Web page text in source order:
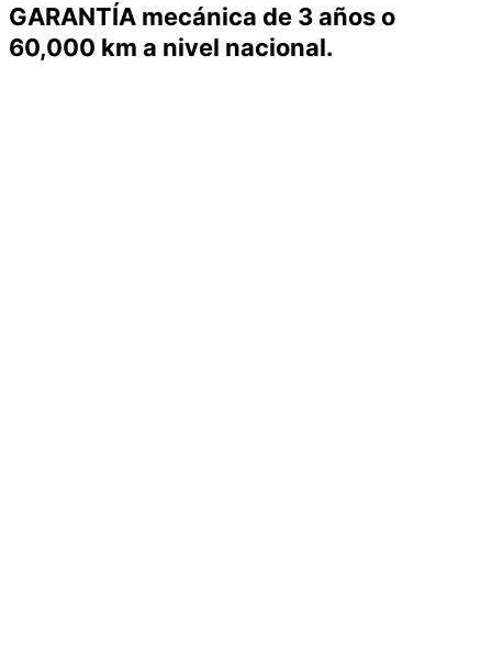
GARANTÍA mecánica de 3 años o
60,000 km a nivel nacional.